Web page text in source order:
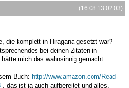
(16.08.13 02:03)
die komplett in Hiragana gesetzt war?
bei deinen Zitaten in
mich das wahnsinnig gemacht.
Buch: http://www.amazon.com/Read-
, das ist ja auch aufbereitet und alles.